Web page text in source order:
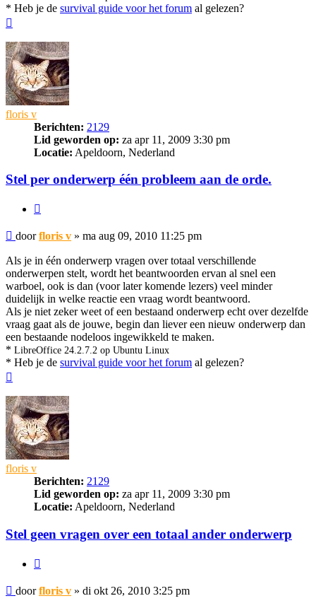
* Heb je de survival guide voor het forum al gelezen?
floris v
Berichten: 2129
Lid geworden op: za apr 11, 2009 3:30 pm
Locatie: Apeldoorn, Nederland
Stel per onderwerp één probleem aan de orde.
Bericht
doorfloris v » ma aug 09, 2010 11:25 pm
Als je in één onderwerp vragen over totaal verschillende
onderwerpen stelt, wordt het beantwoorden ervan al snel een
warboel, ook is dan (voor later komende lezers) veel minder
duidelijk in welke reactie een vraag wordt beantwoord.
Als je niet zeker weet of een bestaand onderwerp echt over dezelfde
vraag gaat als de jouwe, begin dan liever een nieuw onderwerp dan
een bestaande nodeloos ingewikkeld te maken.
* LibreOffice 24.2.7.2 op Ubuntu Linux
* Heb je de survival guide voor het forum al gelezen?
floris v
Berichten: 2129
Lid geworden op: za apr 11, 2009 3:30 pm
Locatie: Apeldoorn, Nederland
Stel geen vragen over een totaal ander onderwerp
Bericht
doorfloris v » di okt 26, 2010 3:25 pm